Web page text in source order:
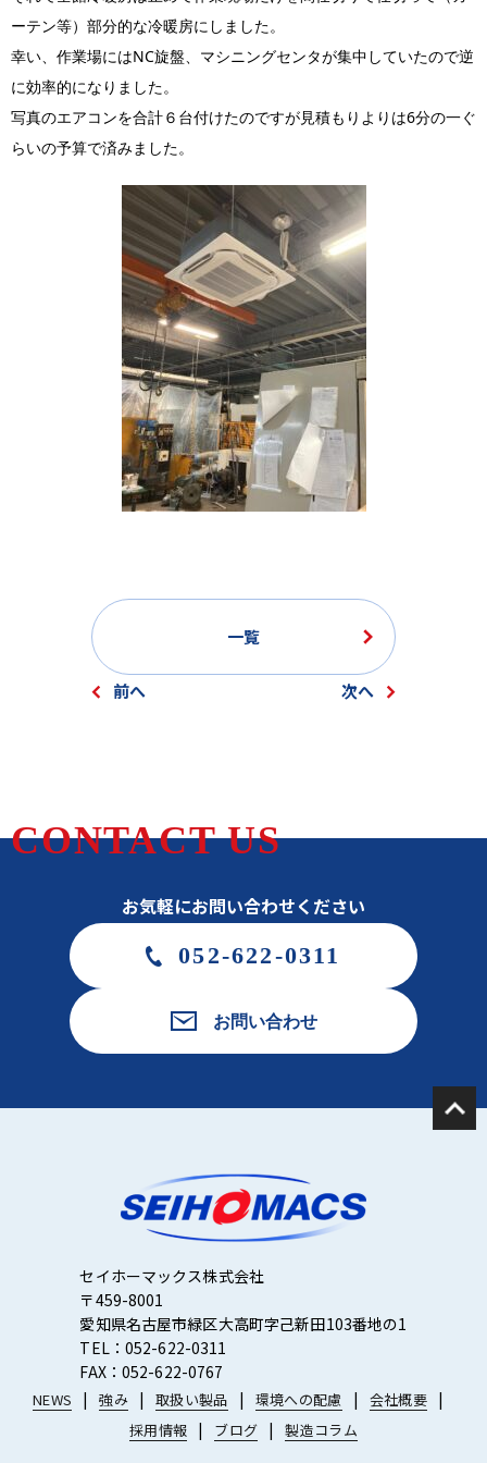
ーテン等）部分的な冷暖房にしました。
幸い、作業場にはNC旋盤、マシニングセンタが集中していたので逆
に効率的になりました。
写真のエアコンを合計６台付けたのですが見積もりよりは6分の一ぐ
らいの予算で済みました。
前へ
一覧
次へ
CONTACT US
お気軽にお問い合わせください
052-622-0311
お問い合わせ
セイホーマックス株式会社
〒459-8001
愛知県名古屋市緑区大高町字己新田103番地の1
TEL：052-622-0311
FAX：052-622-0767
NEWS 強み 取扱い製品 環境への配慮
会社概要
採用情報
ブログ
製造コラム